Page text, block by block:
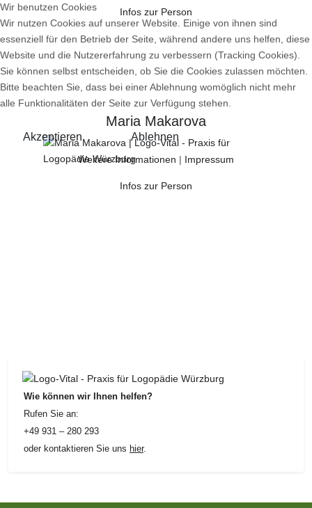
Infos zur Person
Maria Makarova
Infos zur Person
Wie können wir Ihnen helfen?
Rufen Sie an:
+49 931 – 280 293
oder kontaktieren Sie uns hier.
Wir benutzen Cookies
Wir nutzen Cookies auf unserer Website. Einige von ihnen sind
essenziell für den Betrieb der Seite, während andere uns helfen, diese
Website und die Nutzererfahrung zu verbessern (Tracking Cookies).
Sie können selbst entscheiden, ob Sie die Cookies zulassen möchten.
Bitte beachten Sie, dass bei einer Ablehnung womöglich nicht mehr
alle Funktionalitäten der Seite zur Verfügung stehen.
Akzeptieren Ablehnen
Weitere Informationen | Impressum